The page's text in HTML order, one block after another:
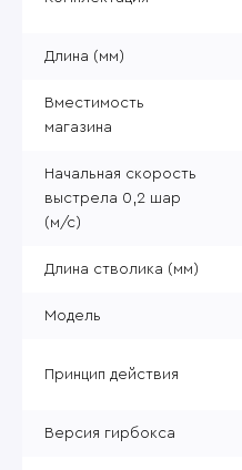
Длина (мм)
Вместимость
магазина
Начальная скорость
выстрела 0,2 шар
(м/с)
Длина стволика (мм)
Модель
Принцип действия
Версия гирбокса